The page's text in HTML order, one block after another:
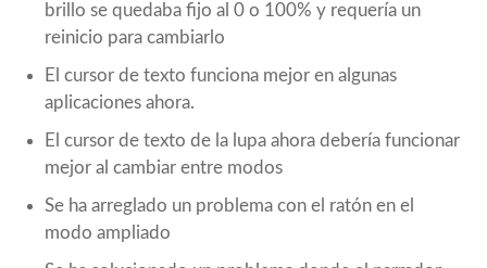
brillo se quedaba fijo al 0 o 100% y requería un
reinicio para cambiarlo
El cursor de texto funciona mejor en algunas
aplicaciones ahora.
El cursor de texto de la lupa ahora debería funcionar
mejor al cambiar entre modos
Se ha arreglado un problema con el ratón en el
modo ampliado